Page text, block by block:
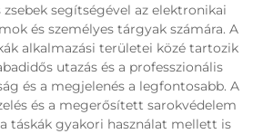
zsebek segítségével az elektronikai
és személyes tárgyak számára. A
alkalmazási területei közé tartozik
utazás és a professzionális
és a megjelenés a legfontosabb. A
és a megerősített sarokvédelem
táskák gyakori használat mellett is